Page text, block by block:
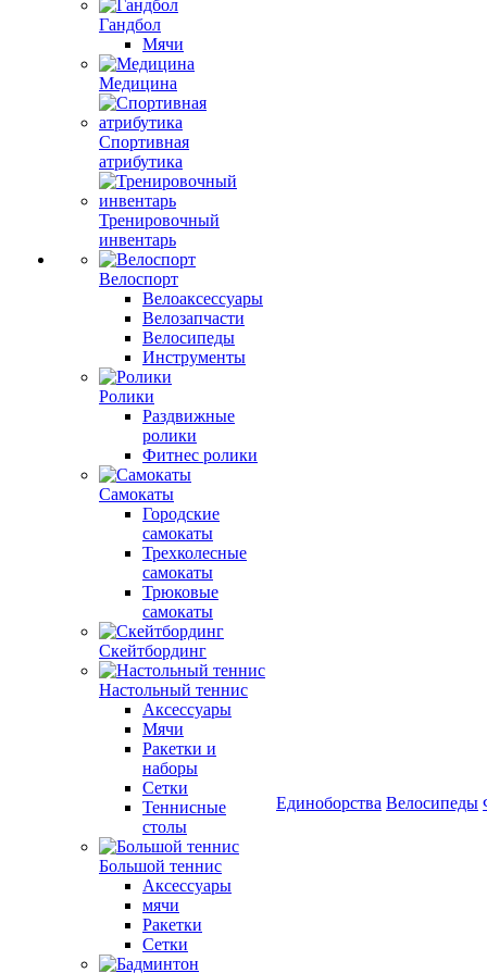
Гандбол
Мячи
Медицина
Спортивная
атрибутика
Тренировочный
инвентарь
Велоспорт
Велоаксессуары
Велозапчасти
Велосипеды
Инструменты
Ролики
Раздвижные
ролики
Фитнес ролики
Самокаты
Городские
самокаты
Трехколесные
самокаты
Трюковые
самокаты
Скейтбординг
Настольный теннис
Аксессуары
Мячи
Ракетки и
наборы
Сетки
Теннисные
столы
Большой теннис
Аксессуары
мячи
Ракетки
Сетки
Единоборства Велосипеды